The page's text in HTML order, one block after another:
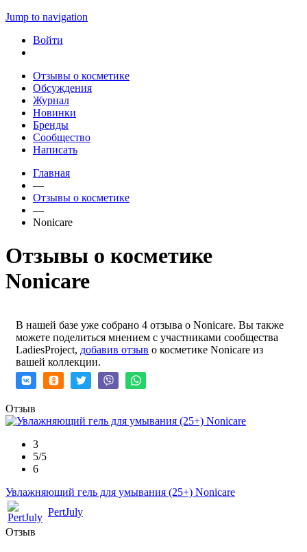
Jump to navigation
Войти
Отзывы о косметике
Обсуждения
Журнал
Новинки
Бренды
Сообщество
Написать
Главная
—
Отзывы о косметике
—
Nonicare
Отзывы о косметике
Nonicare
В нашей базе уже собрано 4 отзыва о Nonicare. Вы также
можете поделиться мнением с участниками сообщества
LadiesProject, добавив отзыв о косметике Nonicare из
вашей коллекции.
Отзыв
3
5/5
6
Увлажняющий гель для умывания (25+) Nonicare
PertJuly
Отзыв